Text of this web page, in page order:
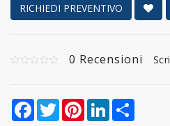
RICHIEDI PREVENTIVO
0 Recensioni
Facebook
TwitterPinterestLinkedIn